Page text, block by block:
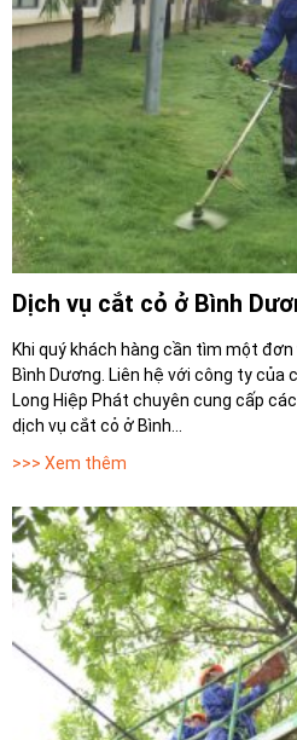
Dịch vụ cắt cỏ ở Bình
Khi quý khách hàng cần tìm một
Bình Dương. Liên hệ với công ty
Long Hiệp Phát chuyên cung cấp
dịch vụ cắt cỏ ở Bình...
>>> Xem thêm